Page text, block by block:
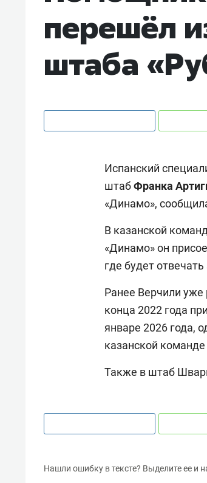
перешёл
штаба
Испанский
штабФранка
«Динамо»,
В казанской
«Динамо» он
где будет
Ранее Верчили уже
конца 2022 года
январе 2026 года,
казанской команде
Также в штаб
Нашли ошибку в тексте? Выделите ее и